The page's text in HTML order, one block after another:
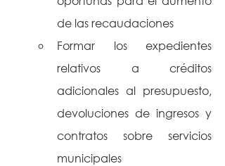
de las recaudaciones
Formar los expedientes
relativos a créditos
adicionales al presupuesto,
devoluciones de ingresos y
contratos sobre servicios
municipales